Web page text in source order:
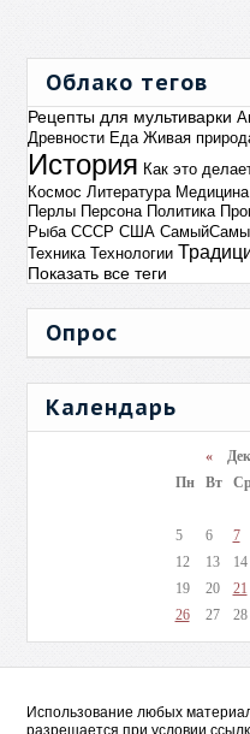
Облако тегов
Рецепты для мультиварки
Древности Еда Живая
История Как это
Космос Литература Медицина
Перлы Персона Политика
Рыба СССР США
Техника Технологии
Показать все теги
Опрос
Календарь
«
Пн
Вт Ср
5
6 7
12
13 14
19
20 21
26
27 28
Использование любых
разрешается при условии